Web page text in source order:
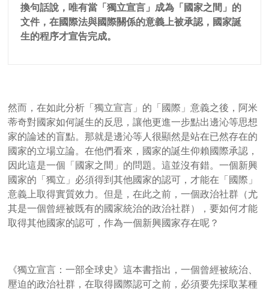
換句話說，唯有當「獨立宣言」成為「國家之間」的
文件，在國際法與國際關係的意義上被承認，國家誕
生的程序才宣告完成。
然而，在如此分析「獨立宣言」的「國際」意義之後，阿米
蒂奇對國家如何誕生的反思，讓他更進一步點出邊沁等思想
家的論述的盲點。那就是邊沁等人很顯然是站在已然存在的
國家的立場立論。在他們看來，國家的誕生仰賴國際承認，
因此這是一個「國家之間」的問題。這並沒有錯。一個新興
國家的「獨立」必須得到其他國家的認可，才能在「國際」
意義上取得實質效力。但是，在此之前，一個政治社群（尤
其是一個曾經被既有的國家統治的政治社群），要如何才能
取得其他國家的認可，作為一個新興國家存在呢？
《獨立宣言：一部全球史》這本書指出，一個曾經被統治、
壓迫的政治社群，在取得國際認可之前，必須要先採取某種